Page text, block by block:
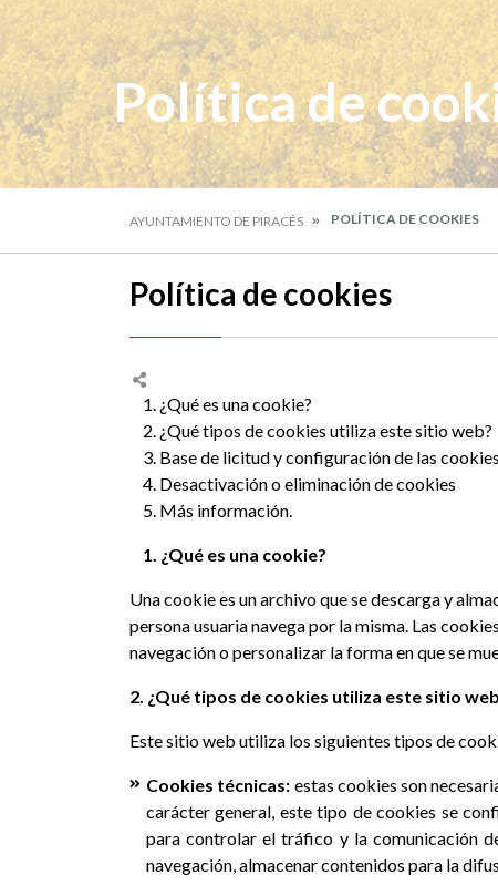
Política de
AYUNTAMIENTO DE PIRACÉS POLÍTICA DE COOKIES
Política de cookies
1. ¿Qué es una cookie?
2. ¿Qué tipos de cookies utiliza este sitio web?
3. Base de licitud y configuración de las cookies
4. Desactivación o eliminación de cookies
5. Más información.
1. ¿Qué es una cookie?
Una cookie es un archivo que se descarga y
persona usuaria navega por la misma. Las
navegación o personalizar la forma en que se
2. ¿Qué tipos de cookies utiliza este sitio
Este sitio web utiliza los siguientes tipos de
Cookies técnicas: estas cookies son
carácter general, este tipo de cookies se
para controlar el tráfico y la comunicación
navegación, almacenar contenidos para la